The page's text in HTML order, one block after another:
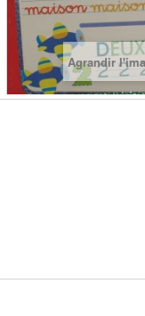
Agrandir